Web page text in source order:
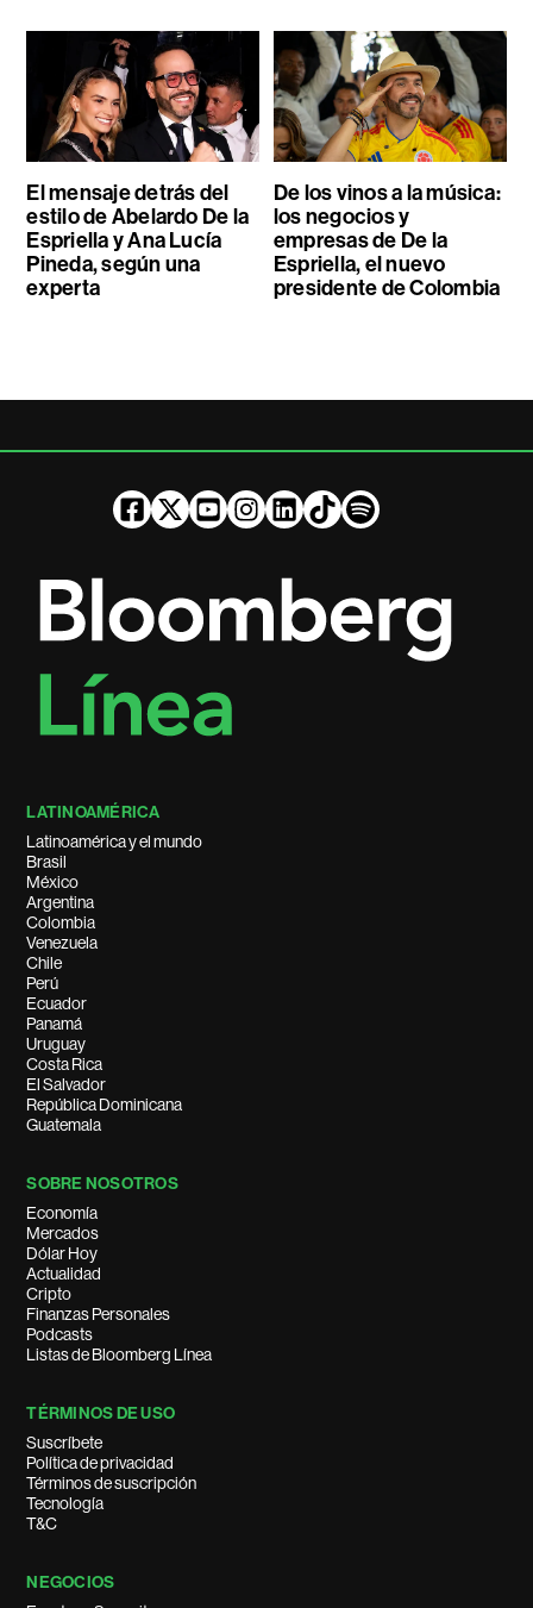
El mensaje detrás del
estilo de Abelardo De la
Espriella y Ana Lucía
Pineda, según una
experta
De los vinos a la música:
los negocios y
empresas de De la
Espriella, el nuevo
presidente de Colombia
LATINOAMÉRICA
Latinoamérica y el mundo
Brasil
México
Argentina
Colombia
Venezuela
Chile
Perú
Ecuador
Panamá
Uruguay
Costa Rica
El Salvador
República Dominicana
Guatemala
SOBRE NOSOTROS
Economía
Mercados
Dólar Hoy
Actualidad
Cripto
Finanzas Personales
Podcasts
Listas de Bloomberg Línea
TÉRMINOS DE USO
Suscríbete
Política de privacidad
Términos de suscripción
Tecnología
T&C
NEGOCIOS